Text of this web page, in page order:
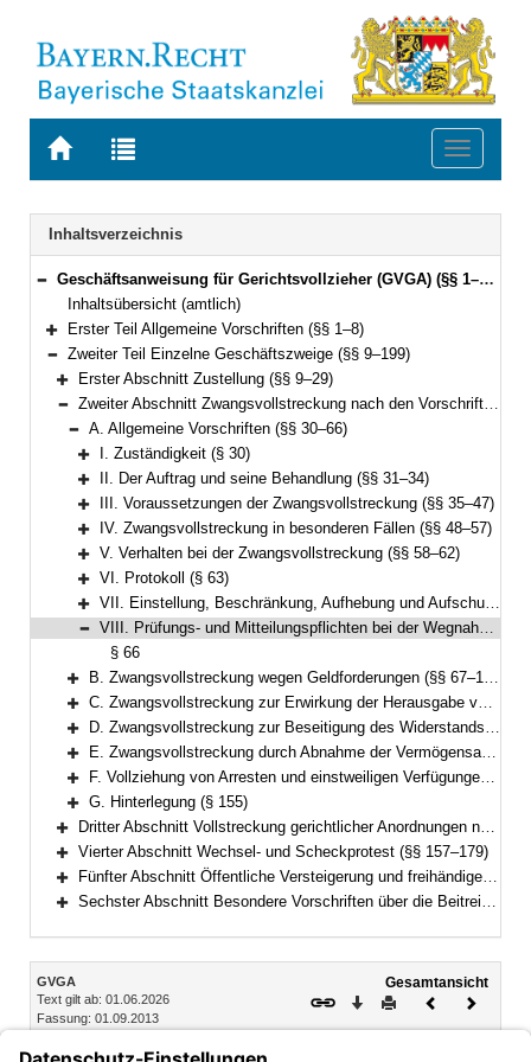
Zur
BAYERN.RECHT
Zur
letzten
Suche
Toggle
Navigation
Inhaltsverzeichnis
Bereich reduzieren
Geschäftsanweisung für Gerichtsvollzieher (GVGA) (§§ 1–199)
Inhaltsübersicht (amtlich)
Bereich erweitern
Erster Teil Allgemeine Vorschriften (§§ 1–8)
Bereich reduzieren
Zweiter Teil Einzelne Geschäftszweige (§§ 9–199)
Bereich erweitern
Erster Abschnitt Zustellung (§§ 9–29)
Bereich reduzieren
Zweiter Abschnitt Zwangsvollstreckung nach den Vorschriften der ZPO (§§ 30–155)
Bereich reduzieren
A. Allgemeine Vorschriften (§§ 30–66)
Bereich erweitern
I. Zuständigkeit (§ 30)
Bereich erweitern
II. Der Auftrag und seine Behandlung (§§ 31–34)
Bereich erweitern
III. Voraussetzungen der Zwangsvollstreckung (§§ 35–47)
Bereich erweitern
IV. Zwangsvollstreckung in besonderen Fällen (§§ 48–57)
Bereich erweitern
V. Verhalten bei der Zwangsvollstreckung (§§ 58–62)
Bereich erweitern
VI. Protokoll (§ 63)
Bereich erweitern
VII. Einstellung, Beschränkung, Aufhebung und Aufschub der Zwangsvollstreckung (§§ 64–65)
Bereich reduzieren
VIII. Prüfungs- und Mitteilungspflichten bei der Wegnahme und Weitergabe von Waffen und Munition (§ 66)
§ 66
Bereich erweitern
B. Zwangsvollstreckung wegen Geldforderungen (§§ 67–126)
Bereich erweitern
C. Zwangsvollstreckung zur Erwirkung der Herausgabe von Sachen (§§ 127–132)
Bereich erweitern
D. Zwangsvollstreckung zur Beseitigung des Widerstands des Schuldners gegen Handlungen, die er nach den §§ 887, 890 ZPO zu dulden hat, oder zur Beseitigung von Zuwiderhandlungen des Schuldners gegen eine Unterlassungsverpflichtung aus einer Anordnung nach § 1 GewSchG (§ 96 FamFG) (§§ 133–134)
Bereich erweitern
E. Zwangsvollstreckung durch Abnahme der Vermögensauskunft gemäß § 802c, der eidesstattlichen Versicherung gemäß § 836 Absatz 3 oder § 883 Absatz 2 ZPO oder § 94 FamFG und durch Haft; Vorführung von Parteien und Zeugen (§§ 135–151)
Bereich erweitern
F. Vollziehung von Arresten und einstweiligen Verfügungen (§§ 152–154)
Bereich erweitern
G. Hinterlegung (§ 155)
Bereich erweitern
Dritter Abschnitt Vollstreckung gerichtlicher Anordnungen nach dem Gesetz über das Verfahren in Familiensachen und in den Angelegenheiten der freiwilligen Gerichtsbarkeit (§ 156)
Bereich erweitern
Vierter Abschnitt Wechsel- und Scheckprotest (§§ 157–179)
Bereich erweitern
Fünfter Abschnitt Öffentliche Versteigerung und freihändiger Verkauf außerhalb der Zwangsvollstreckung (§§ 180–195)
Sechster Abschnitt Besondere Vorschriften über die Beitreibung nach dem Justizbeitreibungsgesetz und im Verwaltungsvollstreckungsverfahren (§§ 196–199)
Inhalt
GVGA
Text gilt ab: 01.06.2026
Fassung: 01.09.2013
Gesamtansicht
Download
DruckenVorheriges